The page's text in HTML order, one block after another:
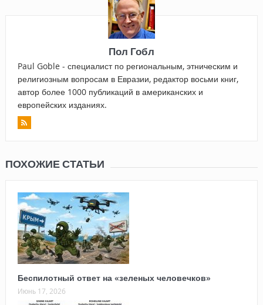
Пол Гобл
Paul Goble - специалист по региональным, этническим и
религиозным вопросам в Евразии, редактор восьми книг,
автор более 1000 публикаций в американских и
европейских изданиях.
ПОХОЖИЕ СТАТЬИ
Беспилотный ответ на «зеленых человечков»
Июнь 17, 2026